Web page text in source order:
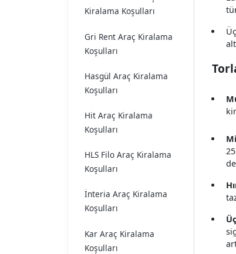
Kiralama Koşulları
Gri Rent Araç Kiralama
Koşulları
Hasgül Araç Kiralama
Koşulları
Hit Araç Kiralama
Koşulları
HLS Filo Araç Kiralama
Koşulları
İnteria Araç Kiralama
Koşulları
Kar Araç Kiralama
Koşulları